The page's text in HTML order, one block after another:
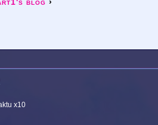
x10